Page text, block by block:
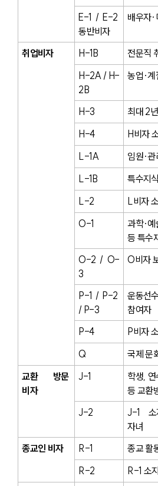
E-1 / E-2
동반비자
배우자
취업비자 H-1B
전문직
H-2A / H-
2B
농업·계
H-3
최대 2
H-4
H비자
L-1A
임원·관
L-1B
특수지
L-2
L비자
O-1
과학·예
등 특수
O-2 / O-
3
O비자
P-1 / P-2
/ P-3
운동선
참여자
P-4
P비자
Q
국제 문
교환 방문
비자
J-1
학생,
등 교환
J-2
J-1 소
자녀
종교인 비자
R-1
종교 활
R-2
R-1 소